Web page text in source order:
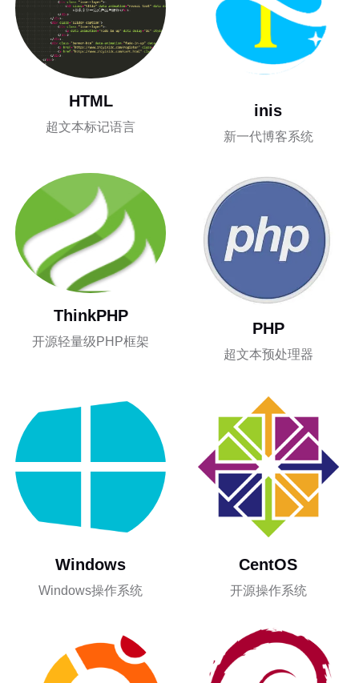
HTML
超文本标记语言
inis
新一代博客系统
ThinkPHP
开源轻量级PHP框架
PHP
超文本预处理器
Windows
Windows操作系统
CentOS
开源操作系统